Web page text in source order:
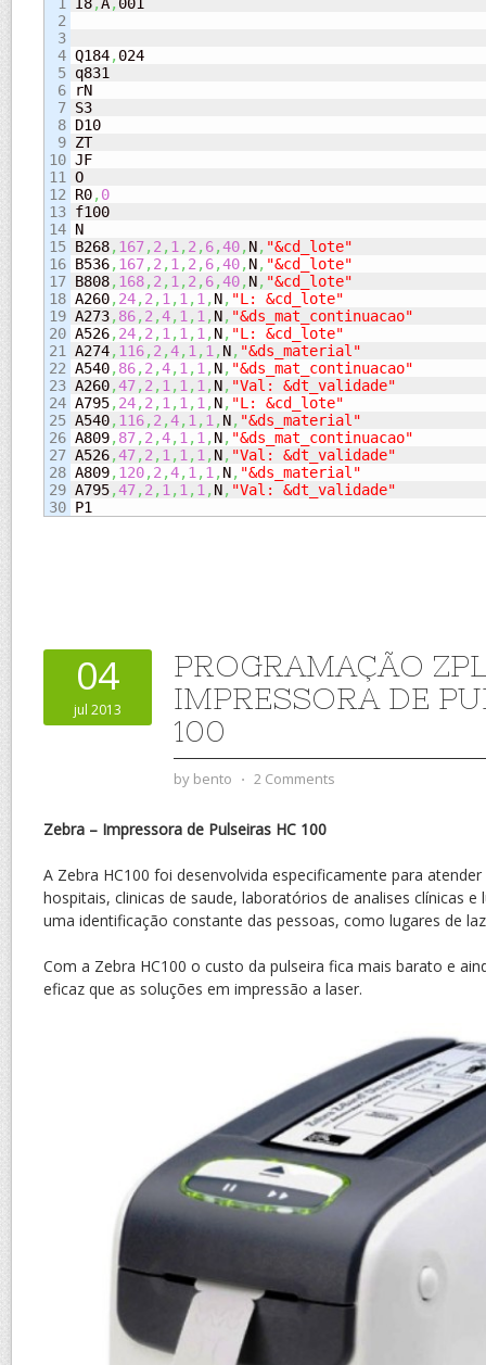
2
3
4
5
6
7
8
9
10
11
12
13
14
15
16
17
18
19
20
21
22
23
24
25
26
27
28
29
Q184,024
q831
rN
S3
D10
ZT
JF
O
R0,0
f100
N
B268, 167, 2 , 1 , 2 , 6,40, N, "&cd_lote"
B536,167,2 ,1 ,2 ,6,40,N, "&cd_lote"
B808, 168, 2 , 1 , 2 , 6,40, N, "&cd_lote"
A260,24,2 ,1 ,1 ,1 ,N, "L: &cd_lote"
A273, 86, 2 ,4, 1 , 1 , N, "&ds_mat_continuacao"
A526,24,2 ,1 ,1 ,1 ,N, "L: &cd_lote"
A274, 116, 2 ,4, 1 , 1 , N, "&ds_material"
A540,86,2 ,4,1 ,1 ,N, "&ds_mat_continuacao"
A260,47, 2 , 1 , 1 , 1 , N, "Val: &dt_validade"
A795,24,2 ,1 ,1 ,1 ,N, "L: &cd_lote"
A540, 116, 2 ,4, 1 , 1 , N, "&ds_material"
A809,87,2 ,4,1 ,1 ,N, "&ds_mat_continuacao"
A526,47, 2 , 1 , 1 , 1 , N, "Val: &dt_validade"
A809,120,2 ,4,1 ,1 ,N, "&ds_material"
A795,47, 2 , 1 , 1 , 1 , N, "Val: &dt_validade"
P1
04
jul 2013
PROGRAMAÇÃO
IMPRESSORA DE
100
by bento ⋅ 2 Comments
Zebra – Impressora de Pulseiras HC 100
A Zebra HC100 foi desenvolvida especificamente para
hospitais, clinicas de saude, laboratórios de analises clínicas e
uma identificação constante das pessoas, como lugares de
Com a Zebra HC100 o custo da pulseira fica mais barato e
eficaz que as soluções em impressão a laser.